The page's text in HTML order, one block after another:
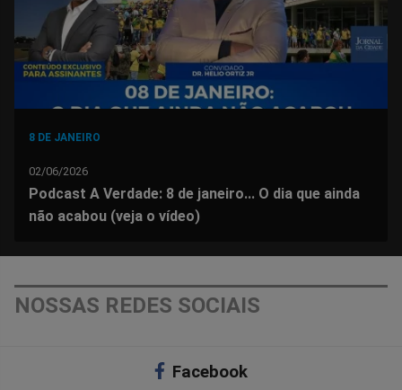
8 DE JANEIRO
02/06/2026
Podcast A Verdade: 8 de janeiro... O dia que ainda
não acabou (veja o vídeo)
NOSSAS REDES SOCIAIS
Facebook